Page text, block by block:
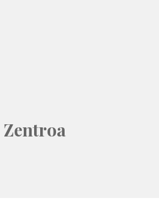
Zentroa